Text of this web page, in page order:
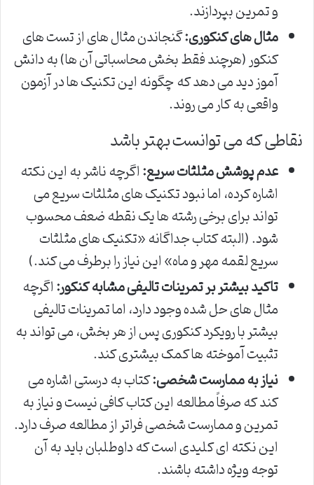
و تمرین بپردازند.
مثال های کنکوری:گنجاندن مثال های از تست های
کنکور (هرچند فقط بخش محاسباتی آن ها) به دانش
آموز دید می دهد که چگونه این تکنیک ها در آزمون
واقعی به کار می روند.
نقاطی که می توانست بهتر باشد
عدم پوشش مثلثات سریع:اگرچه ناشر به این نکته
اشاره کرده، اما نبود تکنیک های مثلثات سریع می
تواند برای برخی رشته ها یک نقطه ضعف محسوب
شود. (البته کتاب جداگانه «تکنیک های مثلثات
سریع لقمه مهر و ماه» این نیاز را برطرف می کند.)
تاکید بیشتر بر تمرینات تالیفی مشابه کنکور:اگرچه
مثال های حل شده وجود دارد، اما تمرینات تالیفی
بیشتر با رویکرد کنکوری پس از هر بخش، می تواند به
تثبیت آموخته ها کمک بیشتری کند.
نیاز به ممارست شخصی:کتاب به درستی اشاره می
کند که صرفاً مطالعه این کتاب کافی نیست و نیاز به
تمرین و ممارست شخصی فراتر از مطالعه صرف دارد.
این نکته ای کلیدی است که داوطلبان باید به آن
توجه ویژه داشته باشند.